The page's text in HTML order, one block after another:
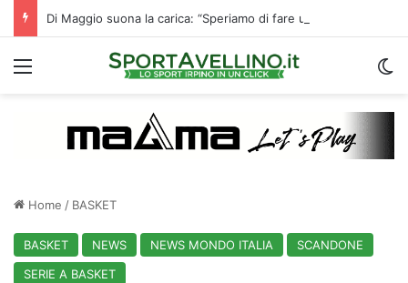
Menu
Home / BASKET
BASKET NEWS NEWS MONDO ITALIA
SCANDONE
SERIE A BASKET